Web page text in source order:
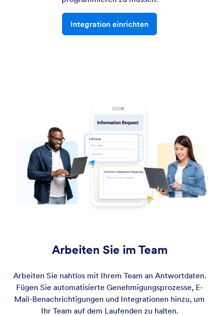
Integration einrichten
Arbeiten Sie im Team
Arbeiten Sie nahtlos mit Ihrem Team an Antwortdaten.
Fügen Sie automatisierte Genehmigungsprozesse, E-
Mail-Benachrichtigungen und Integrationen hinzu, um
Ihr Team auf dem Laufenden zu halten.